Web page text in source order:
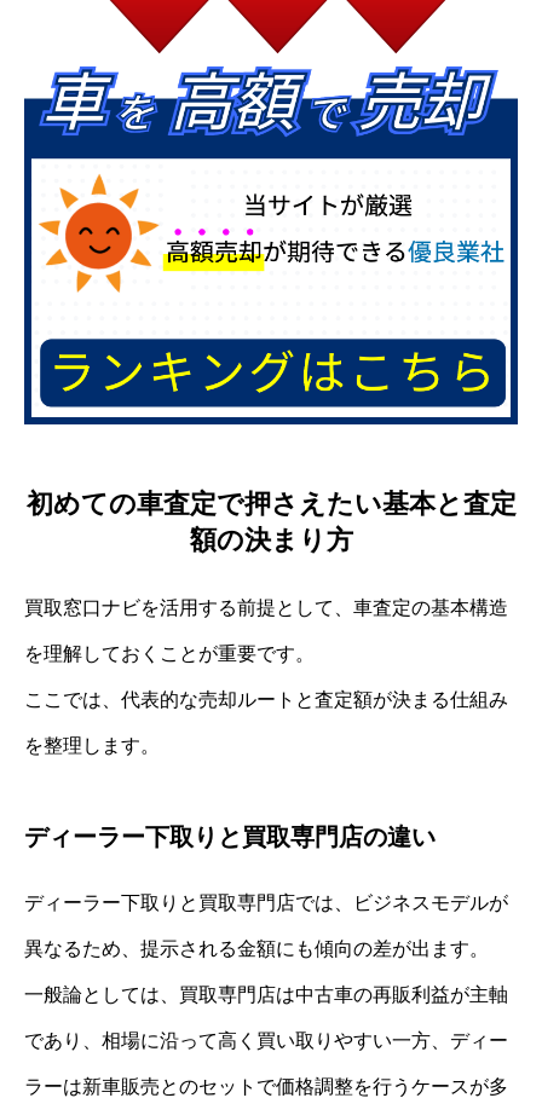
初めての車査定で押さえたい基本と査定
額の決まり方
買取窓口ナビを活用する前提として、車査定の基本構造
を理解しておくことが重要です。
ここでは、代表的な売却ルートと査定額が決まる仕組み
を整理します。
ディーラー下取りと買取専門店の違い
ディーラー下取りと買取専門店では、ビジネスモデルが
異なるため、提示される金額にも傾向の差が出ます。
一般論としては、買取専門店は中古車の再販利益が主軸
であり、相場に沿って高く買い取りやすい一方、ディー
ラーは新車販売とのセットで価格調整を行うケースが多